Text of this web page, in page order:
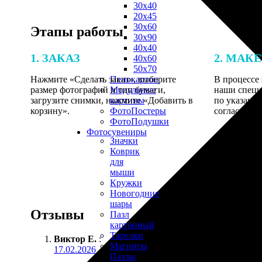
30х40
20х45
30х60
30х90
40х40
40х60
50х70
Пенокартон
Модульные
картины
ФотоПостеры
ФотоПодушки
Фотоcувениры
Значки
Коврик
для
мыши
Кружки
Новогодние
шары
Пазл
картонный
Тарелки
Магниты
Пазлы
Этапы работы
1. ЗАКАЗ
Нажмите «Сделать заказ», выберите
размер фотографий и тип бумаги,
загрузите снимки, нажмите «Добавить в
корзину».
2.
В процессе
наши
по
Отзывы
Виктор Е. :
17.02.2026